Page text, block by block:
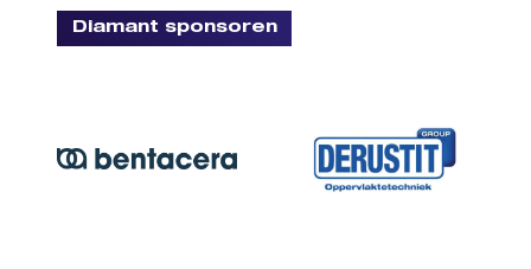
Diamant sponsoren